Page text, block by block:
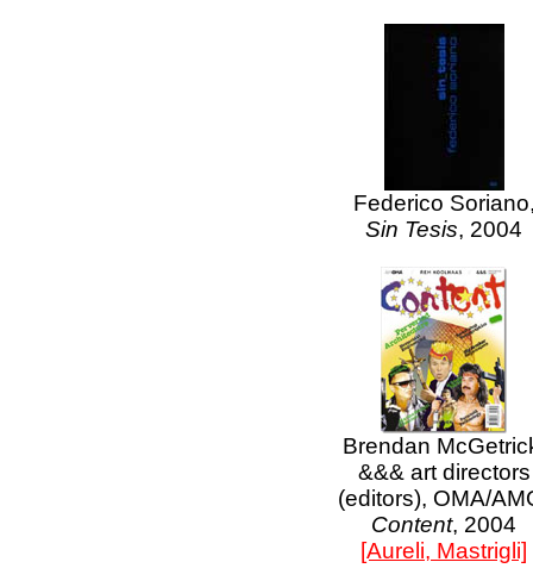
Federico
Sin Tesis, 2004
Brendan
&&& art directors
(editors), OMA/
Content, 2004
[Aureli, Mastrigli]